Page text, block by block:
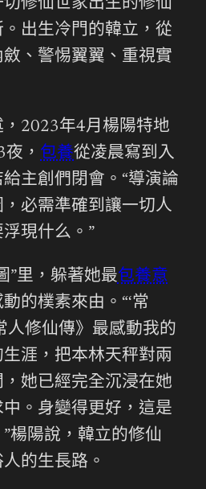
修仙世家出生的修仙
出生冷門的韓立，從
、警惕翼翼、重視實
2023年4月楊陽特地
， 包養從凌晨寫到入
主創們閉會。“導演論
必需準確到讓一切人
現什么。”
”里，躲著她最包養意
的樸素來由。“‘常
人修仙傳》最感動我的
涯，把本林天秤對兩
她已經完全沉浸在她
。身變得更好，這是
楊陽說，韓立的修仙
的生長路。